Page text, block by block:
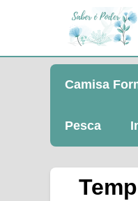
Camisa
Pesca